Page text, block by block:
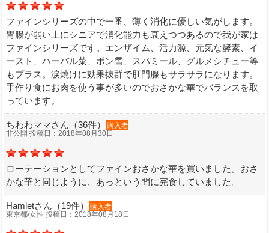
ファインシリーズの中で一番、薄く消化に優しい気がします。
胃腸が弱い上にシニアで消化能力も衰えつつあるので我が家は
ファインシリーズです。エンザイム、活力源、元気な酵素、イ
ースト、ハーバル菜、ポン雪、スパミール、グルメシチュー等
もプラス。涙焼けに効果抜群で肛門腺もサラサラになります。
手作り食にお肉を使う事が多いのでおさかな華でバランスを取
っています。
ちわわママさん（36件）
購入者
非公開 投稿日：2018年08月30日
ローテーションとしてファインおさかな華を買いました。おさ
かな華と同じように、あっという間に完食していました。
Hamletさん（19件）
購入者
東京都/女性 投稿日：2018年08月18日